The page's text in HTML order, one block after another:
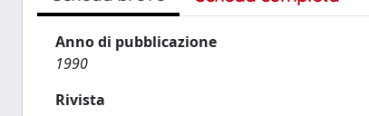
Anno di pubblicazione
1990
Rivista